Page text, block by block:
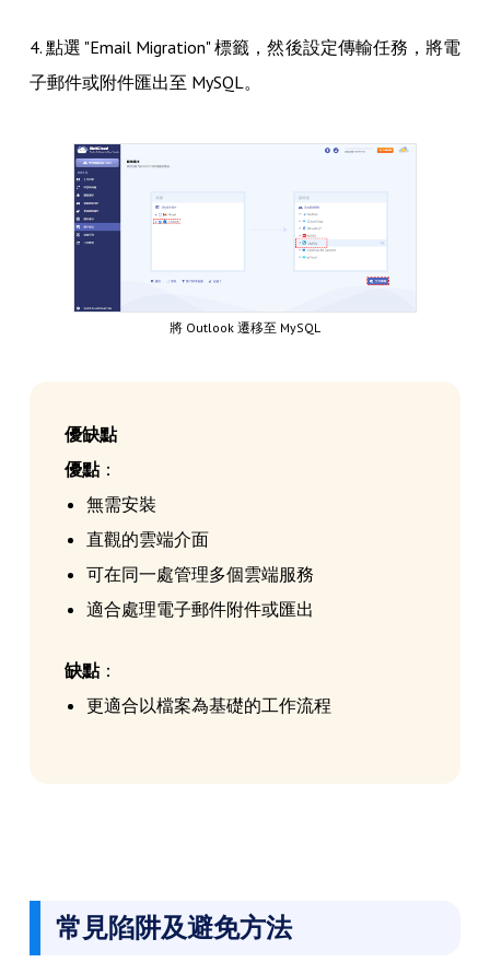
4. 點選 "Email Migration" 標籤，然後設定傳輸任務，將電
子郵件或附件匯出至 MySQL。
將 Outlook 遷移至 MySQL
優缺點
優點：
無需安裝
直觀的雲端介面
可在同一處管理多個雲端服務
適合處理電子郵件附件或匯出
缺點：
更適合以檔案為基礎的工作流程
常見陷阱及避免方法